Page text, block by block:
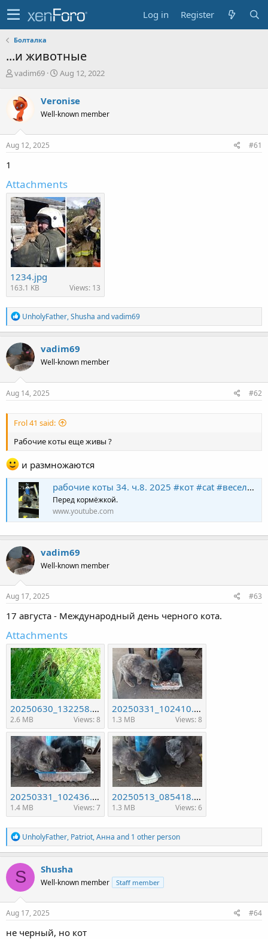
Log in Register
Болталка
...и животные
T
e
a
s
t
t
e
r
vadim69
S
r
t
a
Aug 12, 2022
Veronise
Well-known member
Aug 12, 2025 #61
1
Attachments
1234.jpg
163.1 KB Views: 13
R
e
a
c
t
i
o
n
s
UnholyFather,Shusha andvadim69
vadim69
Well-known member
Aug 14, 2025 #62
Frol 41 said:
Рабочие коты еще живы ?
и размножаются
рабочие коты 34. ч.8. 2025 #кот #cat #веселыекоты #citten
Перед кормёжкой.
www.youtube.com
vadim69
Well-known member
Aug 17, 2025 #63
17 августа - Международный день черного кота.
Attachments
20250630_132258.jpg
2.6 MB Views: 8
20250331_102410.jpg
1.3 MB Views: 8
20250331_102436.jpg
1.4 MB Views: 7
20250513_085418.jpg
1.3 MB Views: 6
R
e
a
c
t
i
o
n
s
UnholyFather, Patriot,Анна and 1 other person
S Shusha
Well-known member Staff member
Aug 17, 2025 #64
не черный, но кот